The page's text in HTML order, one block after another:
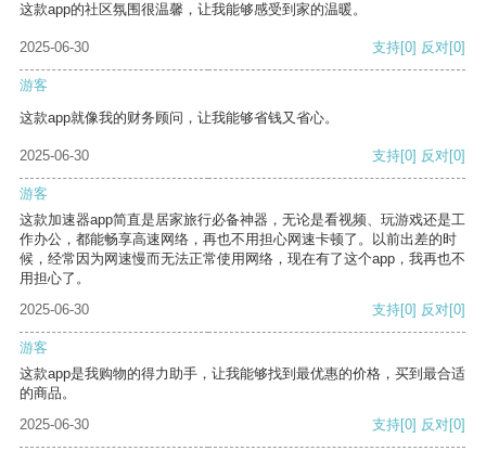
这款app的社区氛围很温馨，让我能够感受到家的温暖。
2025-06-30 支持[0] 反对[0]
游客
这款app就像我的财务顾问，让我能够省钱又省心。
2025-06-30 支持[0] 反对[0]
游客
这款加速器app简直是居家旅行必备神器，无论是看视频、玩游戏还是工
作办公，都能畅享高速网络，再也不用担心网速卡顿了。以前出差的时
候，经常因为网速慢而无法正常使用网络，现在有了这个app，我再也不
用担心了。
2025-06-30
支持[0] 反对[0]
游客
这款app是我购物的得力助手，让我能够找到最优惠的价格，买到最合适
的商品。
2025-06-30
支持[0] 反对[0]